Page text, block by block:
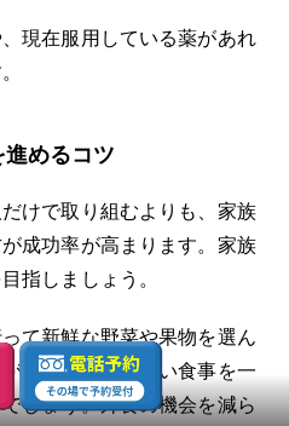
現在服用している薬があれ
めるコツ
けで取り組むよりも、家族
成功率が高まります。家族
指しましょう。
て新鮮な野菜や果物を選ん
らバランスの良い食事を一
しょう。外食の機会を減ら